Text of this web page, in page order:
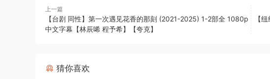
上一篇
【台剧 同性】第一次遇见花香的那刻 (2021-2025) 1-2部全 1080p
中文字幕【林辰唏 程予希】【夸克】
【
猜你喜欢